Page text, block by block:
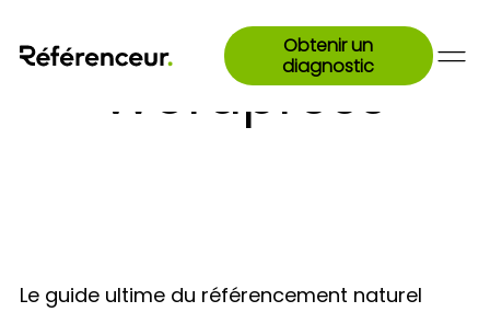
Obtenir un
diagnostic
Wordpress
Le guide ultime du référencement naturel